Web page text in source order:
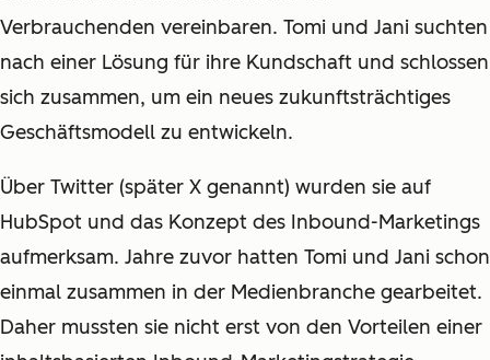
Verbrauchenden vereinbaren. Tomi und Jani suchten
nach einer Lösung für ihre Kundschaft und schlossen
sich zusammen, um ein neues zukunftsträchtiges
Geschäftsmodell zu entwickeln.
Über Twitter (später X genannt) wurden sie auf
HubSpot und das Konzept des Inbound-Marketings
aufmerksam. Jahre zuvor hatten Tomi und Jani schon
einmal zusammen in der Medienbranche gearbeitet.
Daher mussten sie nicht erst von den Vorteilen einer